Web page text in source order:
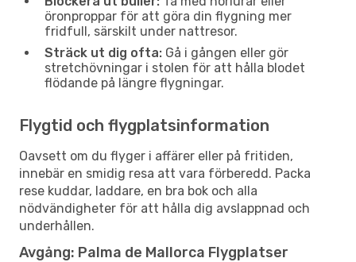
öronproppar för att göra din flygning mer
fridfull, särskilt under nattresor.
Sträck ut dig ofta: Gå i gången eller gör
stretchövningar i stolen för att hålla blodet
flödande på längre flygningar.
Flygtid och flygplatsinformation
Oavsett om du flyger i affärer eller på fritiden,
innebär en smidig resa att vara förberedd. Packa
rese kuddar, laddare, en bra bok och alla
nödvändigheter för att hålla dig avslappnad och
underhållen.
Avgång: Palma de Mallorca Flygplatser